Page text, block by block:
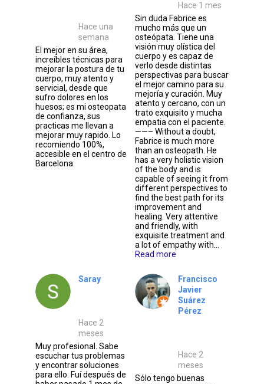
Hace una
semana
El mejor en su área,
increíbles técnicas para
mejorar la postura de tu
cuerpo, muy atento y
servicial, desde que
sufro dolores en los
huesos; es mi osteopata
de confianza, sus
practicas me llevan a
mejorar muy rapido. Lo
recomiendo 100%,
accesible en el centro de
Barcelona.
Hace 1 mes
Sin duda Fabrice es
mucho más que un
osteópata. Tiene una
visión muy olística del
cuerpo y es capaz de
verlo desde distintas
perspectivas para buscar
el mejor camino para su
mejoría y curación. Muy
atento y cercano, con un
trato exquisito y mucha
empatia con el paciente.
——– Without a doubt,
Fabrice is much more
than an osteopath. He
has a very holistic vision
of the body and is
capable of seeing it from
different perspectives to
find the best path for its
improvement and
healing. Very attentive
and friendly, with
exquisite treatment and
a lot of empathy with…
Read more
Saray
Hace 2
meses
Muy profesional. Sabe
escuchar tus problemas
y encontrar soluciones
para ello. Fuí después de
Francisco
Javier
Suárez
Pérez
Hace 2
meses
Sólo tengo buenas